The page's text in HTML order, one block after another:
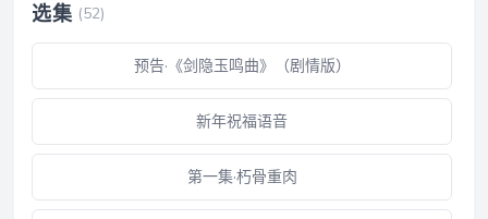
选集 (52)
预告·《剑隐玉鸣曲》（剧情版）
新年祝福语音
第一集·朽骨重肉